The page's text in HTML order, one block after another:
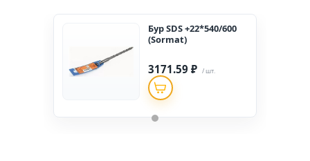
Бур SDS +22*540/600
(Sormat)
3171.59 ₽ / шт.